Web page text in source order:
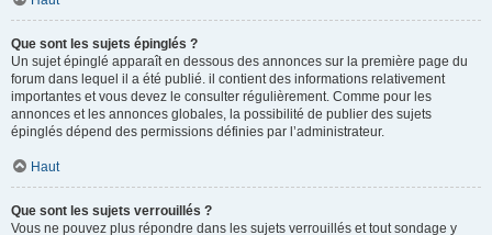
Que sont les sujets épinglés ?
Un sujet épinglé apparaît en dessous des annonces sur la première page du
forum dans lequel il a été publié. il contient des informations relativement
importantes et vous devez le consulter régulièrement. Comme pour les
annonces et les annonces globales, la possibilité de publier des sujets
épinglés dépend des permissions définies par l’administrateur.
Haut
Que sont les sujets verrouillés ?
Vous ne pouvez plus répondre dans les sujets verrouillés et tout sondage y